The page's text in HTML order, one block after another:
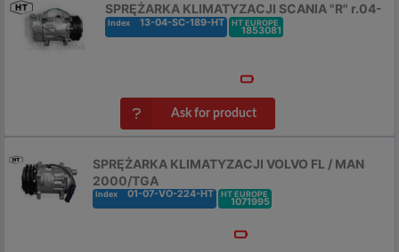
SPRĘŻARKA KLIMATYZACJI SCANIA "R" r.04-
Index 13-04-SC-189-HT HT EUROPE
1853081
Ask for product
SPRĘŻARKA KLIMATYZACJI VOLVO FL / MAN
2000/TGA
Index 01-07-VO-224-HT HT EUROPE
1071995